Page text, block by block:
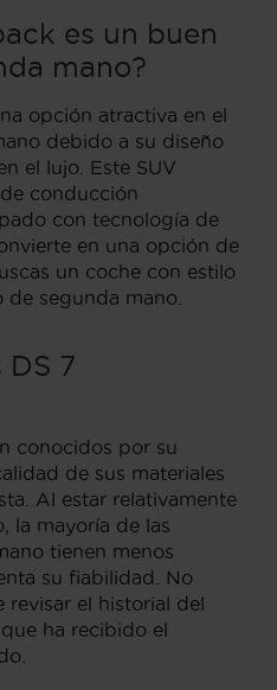
es un buen
mano?
opción atractiva en el
debido a su diseño
el lujo. Este SUV
conducción
con tecnología de
en una opción de
un coche con estilo
segunda mano.
DS 7
conocidos por su
de sus materiales
Al estar relativamente
la mayoría de las
tienen menos
su fiabilidad. No
revisar el historial del
ha recibido el